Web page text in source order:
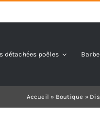
détachées poêles
Accueil » Boutique »